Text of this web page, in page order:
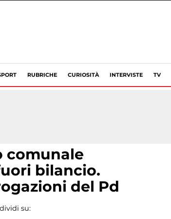
RUBRICHE CURIOSITÀ INTERVISTE TV
comunale
bilancio.
del Pd
su: